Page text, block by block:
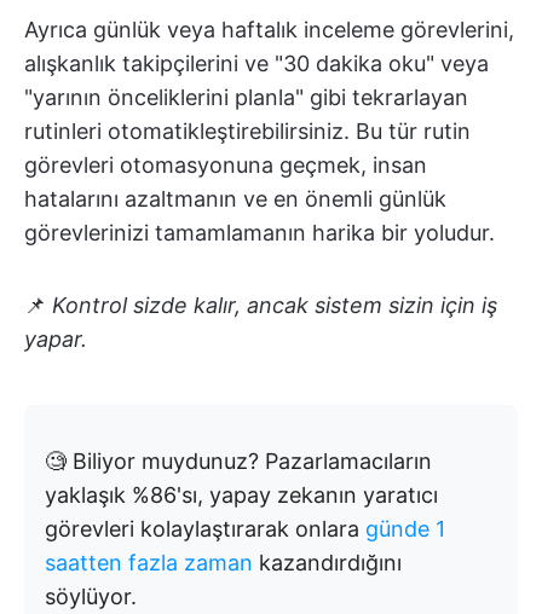
Ayrıca günlük veya haftalık inceleme görevlerini,
alışkanlık takipçilerini ve "30 dakika oku" veya
"yarının önceliklerini planla" gibi tekrarlayan
rutinleri otomatikleştirebilirsiniz. Bu tür rutin
görevleri otomasyonuna geçmek, insan
hatalarını azaltmanın ve en önemli günlük
görevlerinizi tamamlamanın harika bir yoludur.
📌 Kontrol sizde kalır, ancak sistem sizin için iş
yapar.
🧐 Biliyor muydunuz? Pazarlamacıların
yaklaşık %86'sı, yapay zekanın yaratıcı
görevleri kolaylaştırarak onlara günde 1
saatten fazla zaman kazandırdığını
söylüyor.